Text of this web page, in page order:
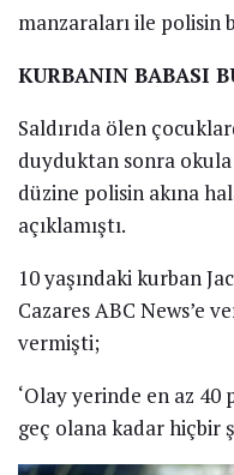
manzaraları ile polisin
KURBANIN BABASI
Saldırıda ölen
duyduktan sonra
düzine polisin akına
açıklamıştı.
10 yaşındaki kurban
Cazares ABC News’e
vermişti;
‘Olay yerinde en az
geç olana kadar hiçbir